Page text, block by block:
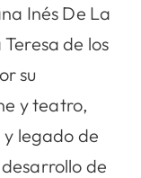
Inés De La
de los
su
y teatro,
legado de
de